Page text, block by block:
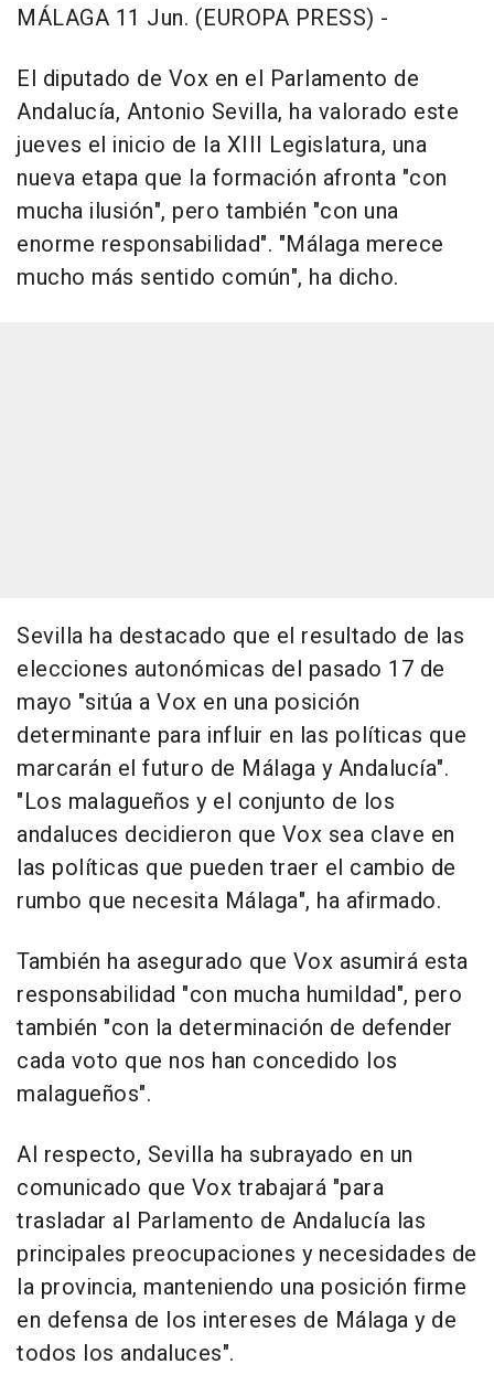
MÁLAGA 11 Jun. (EUROPA PRESS) -
El diputado de Vox en el Parlamento de
Andalucía, Antonio Sevilla, ha valorado este
jueves el inicio de la XIII Legislatura, una
nueva etapa que la formación afronta "con
mucha ilusión", pero también "con una
enorme responsabilidad". "Málaga merece
mucho más sentido común", ha dicho.
Sevilla ha destacado que el resultado de las
elecciones autonómicas del pasado 17 de
mayo "sitúa a Vox en una posición
determinante para influir en las políticas que
marcarán el futuro de Málaga y Andalucía".
"Los malagueños y el conjunto de los
andaluces decidieron que Vox sea clave en
las políticas que pueden traer el cambio de
rumbo que necesita Málaga", ha afirmado.
También ha asegurado que Vox asumirá esta
responsabilidad "con mucha humildad", pero
también "con la determinación de defender
cada voto que nos han concedido los
malagueños".
Al respecto, Sevilla ha subrayado en un
comunicado que Vox trabajará "para
trasladar al Parlamento de Andalucía las
principales preocupaciones y necesidades de
la provincia, manteniendo una posición firme
en defensa de los intereses de Málaga y de
todos los andaluces".